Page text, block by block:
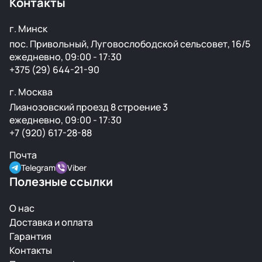
г. Минск
пос. Привольный, Луговослободской сельсовет, 16/5
ежедневно, 09:00 - 17:30
+375 (29) 644-21-90
г. Москва
Лианозовский проезд 8 строение 3
ежедневно, 09:00 - 17:30
+7 (920) 617-28-88
Почта
Telegram Viber
Полезные ссылки
О нас
Доставка и оплата
Гарантия
Контакты